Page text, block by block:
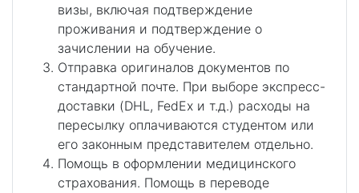
визы, включая подтверждение
проживания и подтверждение о
зачислении на обучение.
Отправка оригиналов документов по
стандартной почте. При выборе экспресс-
доставки (DHL, FedEx и т.д.) расходы на
пересылку оплачиваются студентом или
его законным представителем отдельно.
Помощь в оформлении медицинского
страхования. Помощь в переводе